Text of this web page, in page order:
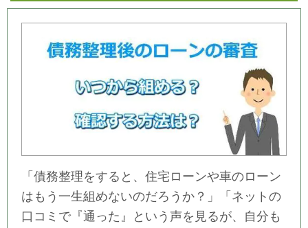
「債務整理をすると、住宅ローンや車のローン
はもう一生組めないのだろうか？」「ネットの
口コミで『通った』という声を見るが、自分も